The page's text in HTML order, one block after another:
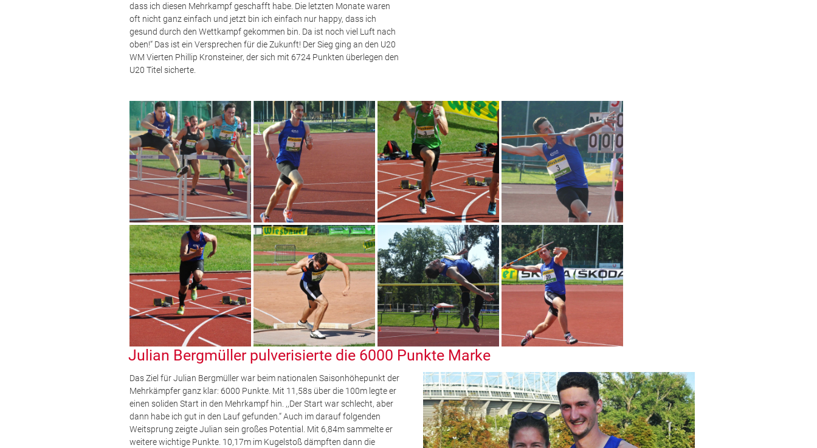
dass ich diesen Mehrkampf geschafft habe. Die letzten Monate waren
oft nicht ganz einfach und jetzt bin ich einfach nur happy, dass ich
gesund durch den Wettkampf gekommen bin. Da ist noch viel Luft nach
oben!“ Das ist ein Versprechen für die Zukunft! Der Sieg ging an den U20
WM Vierten Phillip Kronsteiner, der sich mit 6724 Punkten überlegen den
U20 Titel sicherte.
Julian Bergmüller pulverisierte die 6000 Punkte Marke
Das Ziel für Julian Bergmüller war beim nationalen Saisonhöhepunkt der
Mehrkämpfer ganz klar: 6000 Punkte. Mit 11,58s über die 100m legte er
einen soliden Start in den Mehrkampf hin. ,,Der Start war schlecht, aber
dann habe ich gut in den Lauf gefunden.“ Auch im darauf folgenden
Weitsprung zeigte Julian sein großes Potential. Mit 6,84m sammelte er
weitere wichtige Punkte. 10,17m im Kugelstoß dämpften dann die